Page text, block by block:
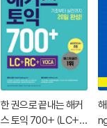
한 권으로 끝내는 해커
스 토익 700+ (LC+R